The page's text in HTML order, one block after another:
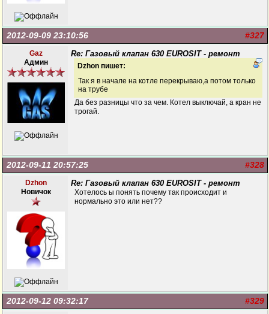
#327
2012-09-09 23:10:56
Gaz
Админ
Re: Газовый клапан 630 EUROSIT - ремонт
Dzhon пишет:
Так я в начале на котле перекрываю,а потом только
на трубе
Да без разницы что за чем. Котел выключай, а кран не
трогай.
#328
2012-09-11 20:57:25
Dzhon
Новичок
Re: Газовый клапан 630 EUROSIT - ремонт
Хотелось ы понять почему так происходит и
нормально это или нет??
#329
2012-09-12 09:32:17